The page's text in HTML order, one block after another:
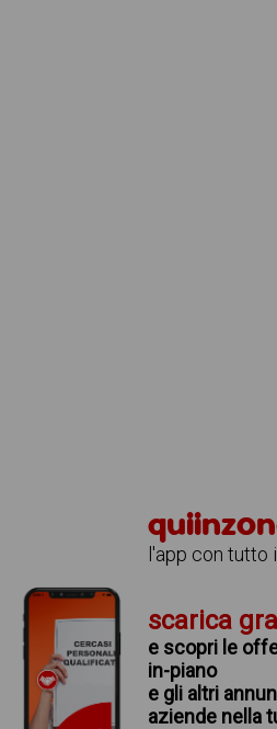
l'app con tutto
scarica
e scopri le
in-piano
e gli altri
aziende nella